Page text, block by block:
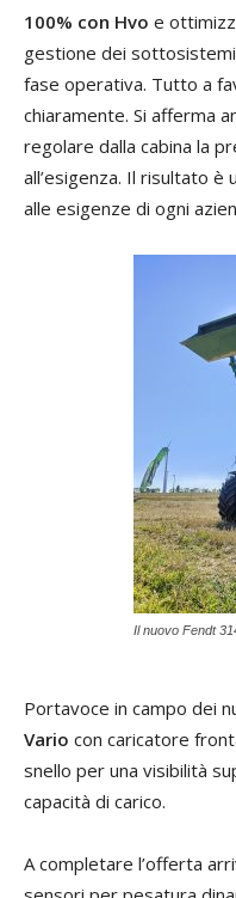
100% con Hvo e
gestione dei
fase operativa. Tutto a
chiaramente. Si afferma
regolare dalla cabina la
all’esigenza. Il risultato è
alle esigenze di ogni
Il nuovo Fendt
Portavoce in campo dei
Vario con caricatore
snello per una visibilità
capacità di carico.
A completare l’offerta